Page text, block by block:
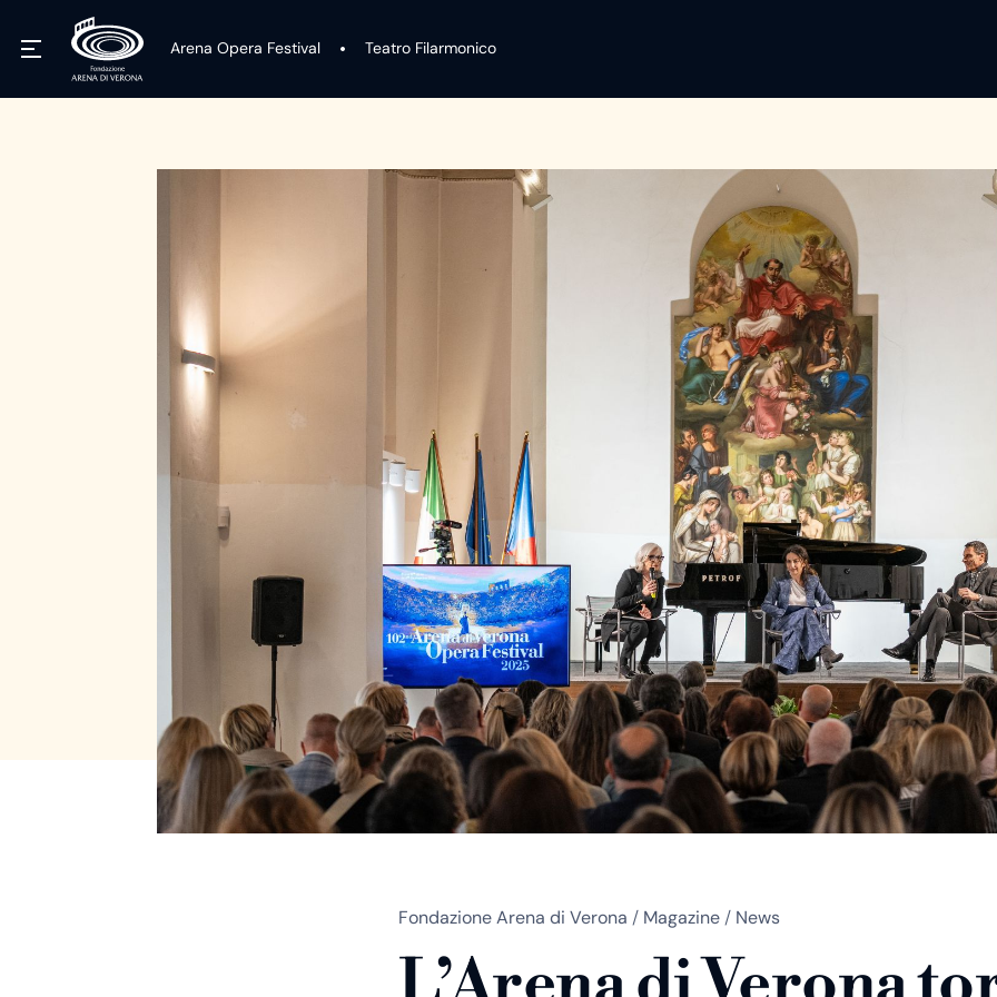
Arena Opera Festival Teatro Filarmonico
Fondazione Arena di Verona / Magazine/ News